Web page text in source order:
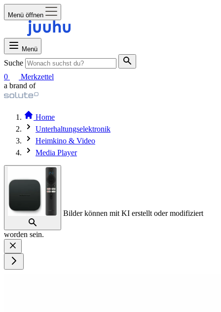
Menü öffnen
Menü
Suche
0
Merkzettel
a brand of
Home
Unterhaltungselektronik
Heimkino & Video
Media Player
Bilder können mit KI erstellt oder modifiziert
worden sein.